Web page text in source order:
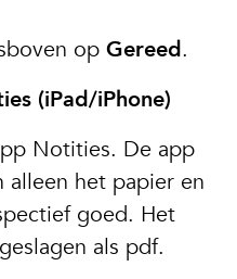
op Gereed.
(iPad/iPhone)
Notities. De app
het papier en
goed. Het
als pdf.